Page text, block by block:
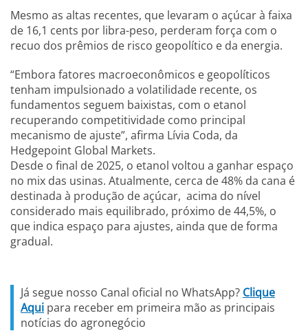
Mesmo as altas recentes, que levaram o açúcar à faixa
de 16,1 cents por libra-peso, perderam força com o
recuo dos prêmios de risco geopolítico e da energia.
“Embora fatores macroeconômicos e geopolíticos
tenham impulsionado a volatilidade recente, os
fundamentos seguem baixistas, com o etanol
recuperando competitividade como principal
mecanismo de ajuste”, afirma Lívia Coda, da
Hedgepoint Global Markets.
Desde o final de 2025, o etanol voltou a ganhar espaço
no mix das usinas. Atualmente, cerca de 48% da cana é
destinada à produção de açúcar, acima do nível
considerado mais equilibrado, próximo de 44,5%, o
que indica espaço para ajustes, ainda que de forma
gradual.
Já segue nosso Canal oficial no WhatsApp? Clique
Aqui para receber em primeira mão as principais
notícias do agronegócio